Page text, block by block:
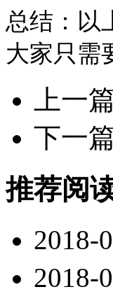
总结：以
大家只需
上一
下一篇
推荐阅
2018-
2018-